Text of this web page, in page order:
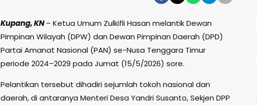
Kupang, KN– Ketua Umum Zulkifli Hasan melantik Dewan
Pimpinan Wilayah (DPW) dan Dewan Pimpinan Daerah (DPD)
Partai Amanat Nasional (PAN) se-Nusa Tenggara Timur
periode 2024–2029 pada Jumat (15/5/2026) sore.
Pelantikan tersebut dihadiri sejumlah tokoh nasional dan
daerah, di antaranya Menteri Desa Yandri Susanto, Sekjen DPP